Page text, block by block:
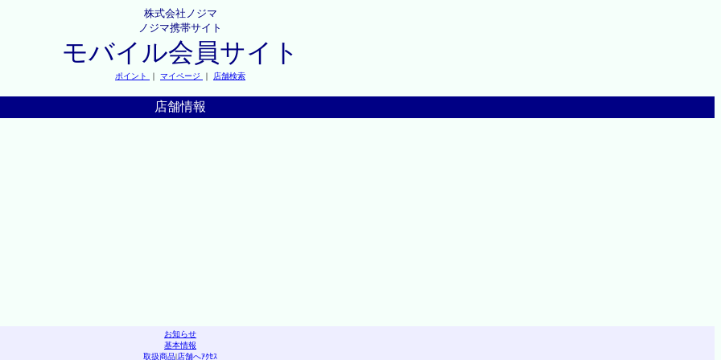
株式会社ノジマ
ノジマ携帯サイト
モバイル会員サイト
ポイント ｜ マイページ ｜ 店舗検索
店舗情報
お知らせ
基本情報
取扱商品|店舗へｱｸｾｽ